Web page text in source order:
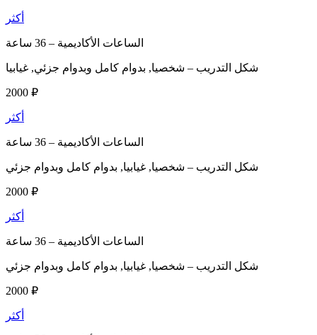
أكثر
الساعات الأكاديمية –
شكل التدريب – شخصيا, بدوام كامل وبدوام جزئي, غيابيا
2000 ₽
أكثر
الساعات الأكاديمية –
شكل التدريب – شخصيا, غيابيا, بدوام كامل وبدوام جزئي
2000 ₽
أكثر
الساعات الأكاديمية –
شكل التدريب – شخصيا, غيابيا, بدوام كامل وبدوام جزئي
2000 ₽
أكثر